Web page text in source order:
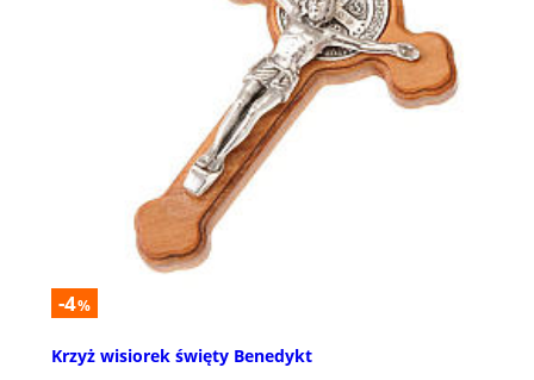
-4%
Krzyż wisiorek święty Benedykt